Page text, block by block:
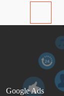
Google Ads